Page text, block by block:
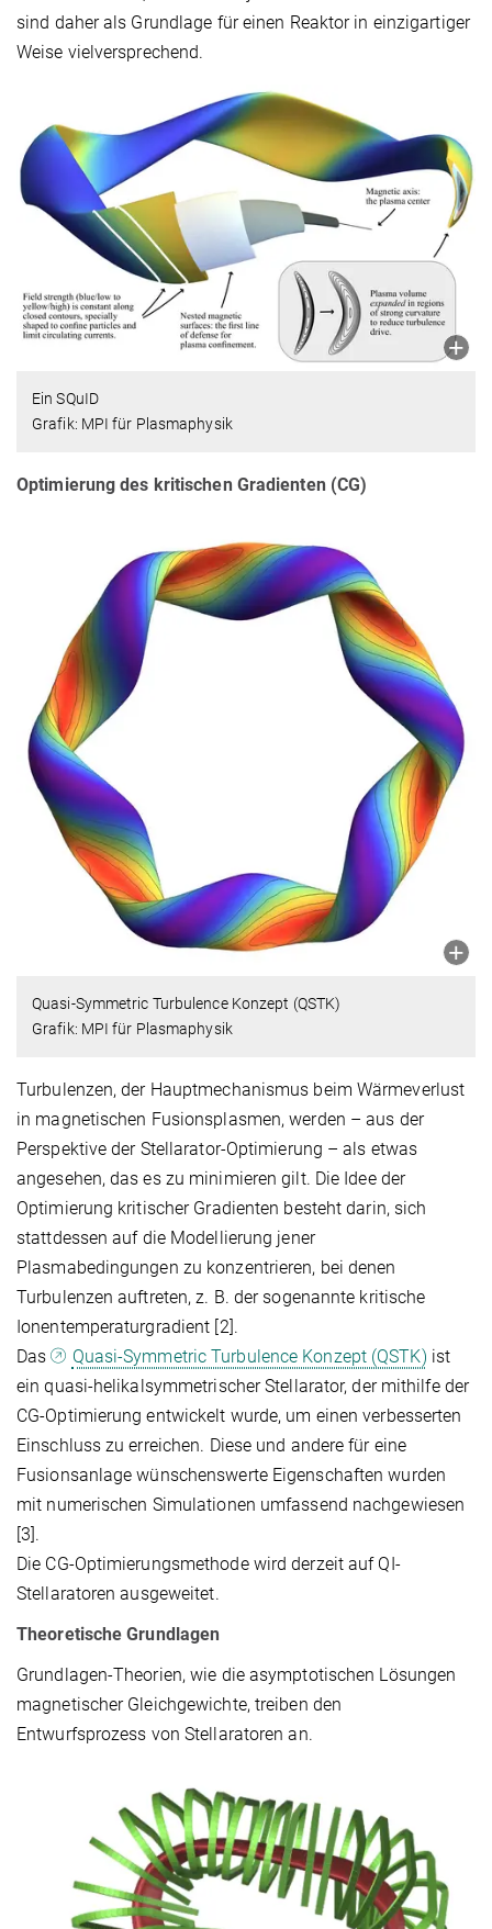
sind daher als Grundlage für einen Reaktor in einzigartiger
Weise vielversprechend.
Ein SQuID
Grafik: MPI für Plasmaphysik
Optimierung des kritischen Gradienten (CG)
Quasi-Symmetric Turbulence Konzept (QSTK)
Grafik: MPI für Plasmaphysik
Turbulenzen, der Hauptmechanismus beim Wärmeverlust
in magnetischen Fusionsplasmen, werden – aus der
Perspektive der Stellarator-Optimierung – als etwas
angesehen, das es zu minimieren gilt. Die Idee der
Optimierung kritischer Gradienten besteht darin, sich
stattdessen auf die Modellierung jener
Plasmabedingungen zu konzentrieren, bei denen
Turbulenzen auftreten, z. B. der sogenannte kritische
Ionentemperaturgradient [2].
Das
Quasi-Symmetric Turbulence Konzept (QSTK) ist
ein quasi-helikalsymmetrischer Stellarator, der mithilfe der
CG-Optimierung entwickelt wurde, um einen verbesserten
Einschluss zu erreichen. Diese und andere für eine
Fusionsanlage wünschenswerte Eigenschaften wurden
mit numerischen Simulationen umfassend nachgewiesen
[3].
Die CG-Optimierungsmethode wird derzeit auf QI-
Stellaratoren ausgeweitet.
Theoretische Grundlagen
Grundlagen-Theorien, wie die asymptotischen Lösungen
magnetischer Gleichgewichte, treiben den
Entwurfsprozess von Stellaratoren an.